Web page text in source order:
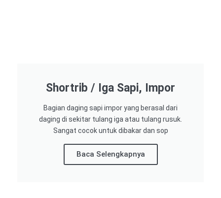
Shortrib / Iga Sapi, Impor
Bagian daging sapi impor yang berasal dari
daging di sekitar tulang iga atau tulang rusuk.
Sangat cocok untuk dibakar dan sop
Baca Selengkapnya